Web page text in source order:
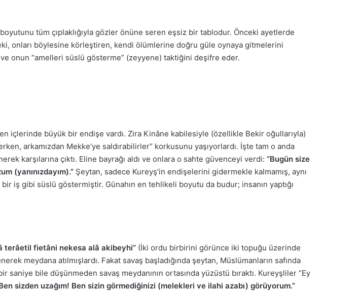
tüm çıplaklığıyla gözler önüne seren eşsiz bir tablodur. Önceki ayetlerde
onları böylesine körleştiren, kendi ölümlerine doğru güle oynaya gitmelerini
ve onun “amelleri süslü gösterme” (zeyyene) taktiğini deşifre eder.
içlerinde büyük bir endişe vardı. Zira Kinâne kabilesiyle (özellikle Bekir oğullarıyla)
arkamızdan Mekke’ye saldırabilirler” korkusunu yaşıyorlardı. İşte tam o anda
karşılarına çıktı. Eline bayrağı aldı ve onlara o sahte güvenceyi verdi: “Bugün size
(yanınızdayım).” Şeytan, sadece Kureyş’in endişelerini gidermekle kalmamış, aynı
iş gibi süslü göstermiştir. Günahın en tehlikeli boyutu da budur; insanın yaptığı
terâetil fietâni nekesa alâ akibeyhi” (İki ordu birbirini görünce iki topuğu üzerinde
meydana atılmışlardı. Fakat savaş başladığında şeytan, Müslümanların safında
saniye bile düşünmeden savaş meydanının ortasında yüzüstü bıraktı. Kureyşliler “Ey
sizden uzağım! Ben sizin görmediğinizi (melekleri ve ilahi azabı) görüyorum.”